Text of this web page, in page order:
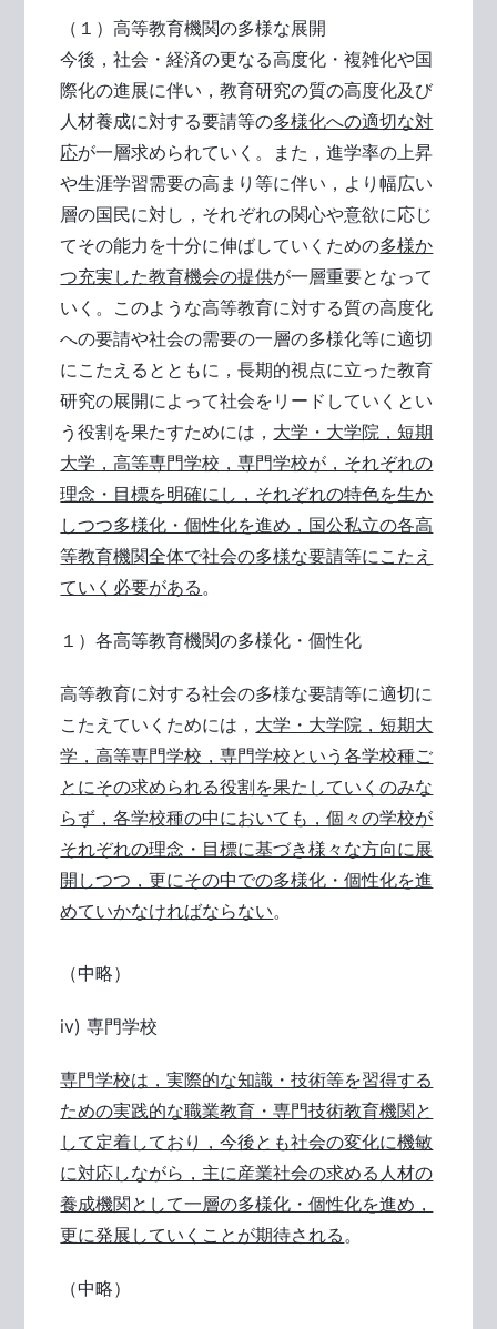
（１）高等教育機関の多様な展開
今後，社会・経済の更なる高度化・複雑化や国
際化の進展に伴い，教育研究の質の高度化及び
人材養成に対する要請等の多様化への適切な対
応が一層求められていく。また，進学率の上昇
や生涯学習需要の高まり等に伴い，より幅広い
層の国民に対し，それぞれの関心や意欲に応じ
てその能力を十分に伸ばしていくための多様か
つ充実した教育機会の提供が一層重要となって
いく。このような高等教育に対する質の高度化
への要請や社会の需要の一層の多様化等に適切
にこたえるとともに，長期的視点に立った教育
研究の展開によって社会をリードしていくとい
う役割を果たすためには， 大学・大学院，短期
大学，高等専門学校，専門学校が，それぞれの
理念・目標を明確にし，それぞれの特色を生か
しつつ多様化・個性化を進め，国公私立の各高
等教育機関全体で社会の多様な要請等にこたえ
ていく必要がある。
１）各高等教育機関の多様化・個性化
高等教育に対する社会の多様な要請等に適切に
こたえていくためには， 大学・大学院，短期大
学，高等専門学校，専門学校という各学校種ご
とにその求められる役割を果たしていくのみな
らず，各学校種の中においても，個々の学校が
それぞれの理念・目標に基づき様々な方向に展
開しつつ，更にその中での多様化・個性化を進
めていかなければならない。
（中略）
iv) 専門学校
専門学校は，実際的な知識・技術等を習得する
ための実践的な職業教育・専門技術教育機関と
して定着しており，今後とも社会の変化に機敏
に対応しながら，主に産業社会の求める人材の
養成機関として一層の多様化・個性化を進め，
更に発展していくことが期待される。
（中略）